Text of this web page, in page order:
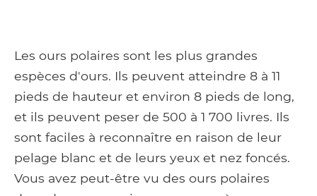
Les ours polaires sont les plus grandes
espèces d'ours. Ils peuvent atteindre 8 à 11
pieds de hauteur et environ 8 pieds de long,
et ils peuvent peser de 500 à 1 700 livres. Ils
sont faciles à reconnaître en raison de leur
pelage blanc et de leurs yeux et nez foncés.
Vous avez peut-être vu des ours polaires